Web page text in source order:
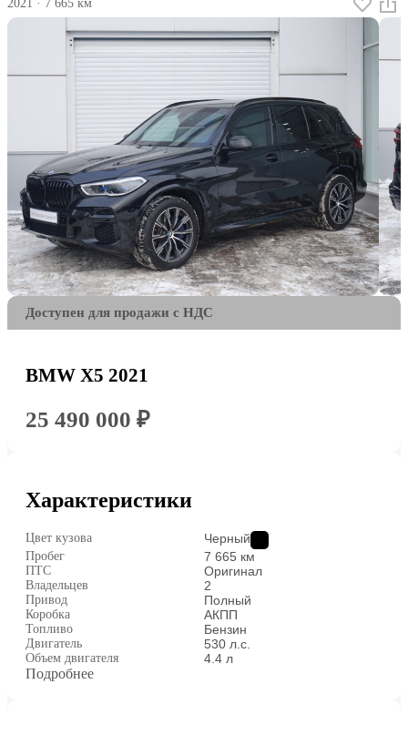
2021 · 7 665 км
Доступен для продажи с НДС
BMW X5 2021
25 490 000 ₽
Характеристики
Цвет кузова Черный
Пробег 7 665 км
ПТС Оригинал
Владельцев 2
Привод Полный
Коробка АКПП
Топливо Бензин
Двигатель 530 л.с.
Объем двигателя 4.4 л
Подробнее